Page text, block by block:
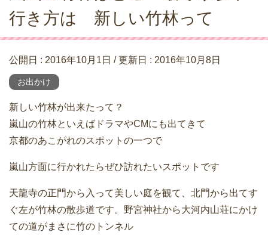
行き方は 新しい竹林って
公開日 : 2016年10月1日 / 更新日 : 2016年10月8日
お出かけ
新しい竹林が出来たって？
嵐山の竹林といえばドラマやCMにも出てきて
京都のあこがれのスポットの一つで
嵐山方面に行かれたらぜひ訪れたいスポットです
天龍寺の正門から入って美しい庭を観て、北門から出てす
ぐ左が竹林の散歩道です。野宮神社から大河内山荘にかけ
ての道がまさに竹のトンネル